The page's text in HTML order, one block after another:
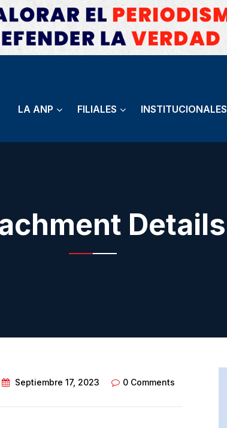
LA ANP FILIALES INSTITUCIONALES
Details
Septiembre 17, 2023 0 Comments